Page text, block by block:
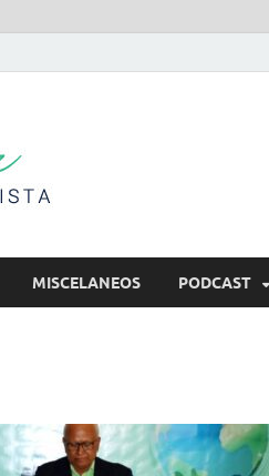
MISCELANEOS PODCAST